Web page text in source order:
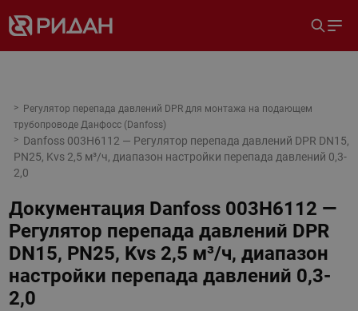
Регулятор перепада давлений DPR для монтажа на подающем
трубопроводе Данфосс (Danfoss)
Danfoss 003H6112 — Регулятор перепада давлений DPR DN15,
PN25, Kvs 2,5 м³/ч, диапазон настройки перепада давлений 0,3-
2,0
Документация Danfoss 003H6112 —
Регулятор перепада давлений DPR
DN15, PN25, Kvs 2,5 м³/ч, диапазон
настройки перепада давлений 0,3-
2,0